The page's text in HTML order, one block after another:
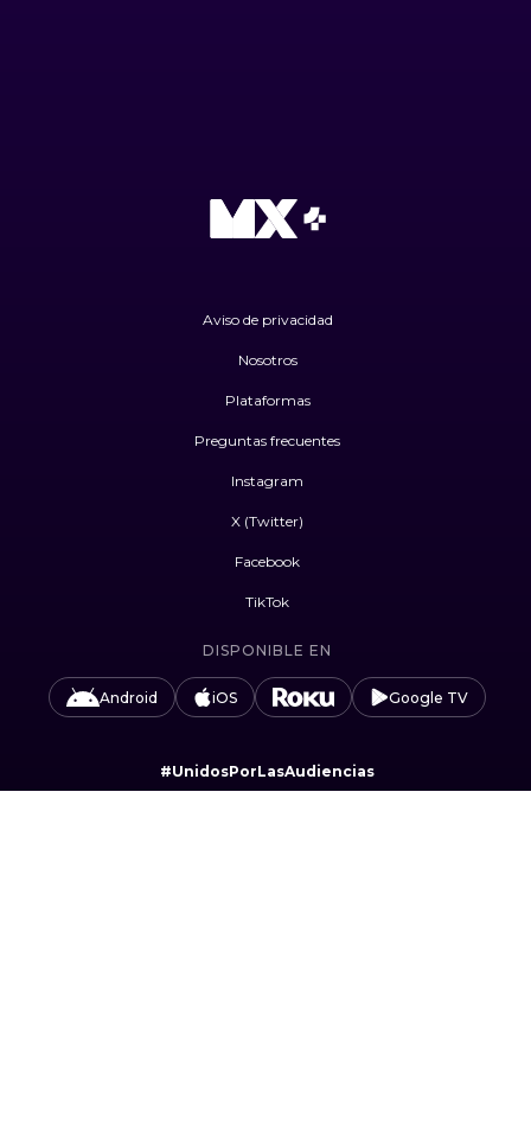
Aviso de privacidad
Nosotros
Plataformas
Preguntas frecuentes
Instagram
X (Twitter)
Facebook
TikTok
DISPONIBLE EN
Android iOS Google TV
#UnidosPorLasAudiencias